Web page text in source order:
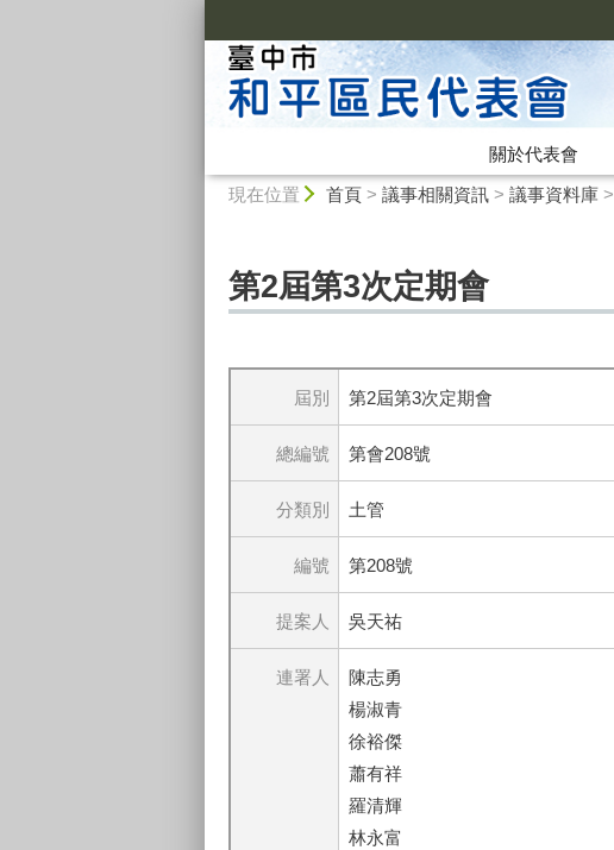
關於代表會
現在位置 首頁> 議事相關資訊> 議事資料庫>
第2屆第3次定期會
屆別 第2屆第3次定期會
總編號 第會208號
分類別 土管
編號 第208號
提案人 吳天祐
連署人
陳志勇
楊淑青
徐裕傑
蕭有祥
羅清輝
林永富